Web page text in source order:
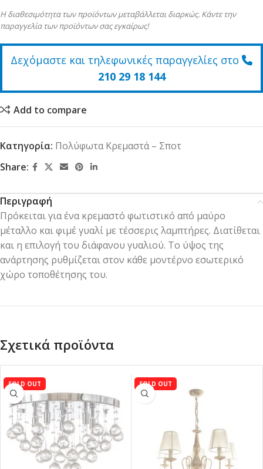
Η διαθεσιμότητα των προϊόντων μεταβάλλεται διαρκώς. Κάντε την
παραγγελία των προϊόντων σας εγκαίρως!
Δεχόμαστε και τηλεφωνικές παραγγελίες στο
210 29 18 144
Add to compare
Κατηγορία: Πολύφωτα Κρεμαστά – Σποτ
Share:
Περιγραφή
Πρόκειται για ένα κρεμαστό φωτιστικό από μαύρο
μέταλλο και φιμέ γυαλί με τέσσερις λαμπτήρες. Διατίθεται
και η επιλογή του διάφανου γυαλιού. Το ύψος της
ανάρτησης ρυθμίζεται στον κάθε μοντέρνο εσωτερικό
χώρο τοποθέτησης του.
Σχετικά προϊόντα
SOLD OUT SOLD OUT